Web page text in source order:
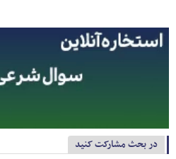
در بحث مشارکت کنید